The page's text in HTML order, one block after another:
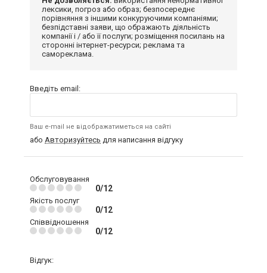
лексики, погроз або образ; безпосереднє
порівняння з іншими конкуруючими компаніями;
безпідставні заяви, що ображають діяльність
компанії і / або її послуги; розміщення посилань на
сторонні інтернет-ресурси; реклама та
самореклама.
Введіть email:
Ваш e-mail не відображатиметься на сайті
або Авторизуйтесь для написання відгуку
Обслуговування
0/12
Якість послуг
0/12
Співвідношення
0/12
Відгук: